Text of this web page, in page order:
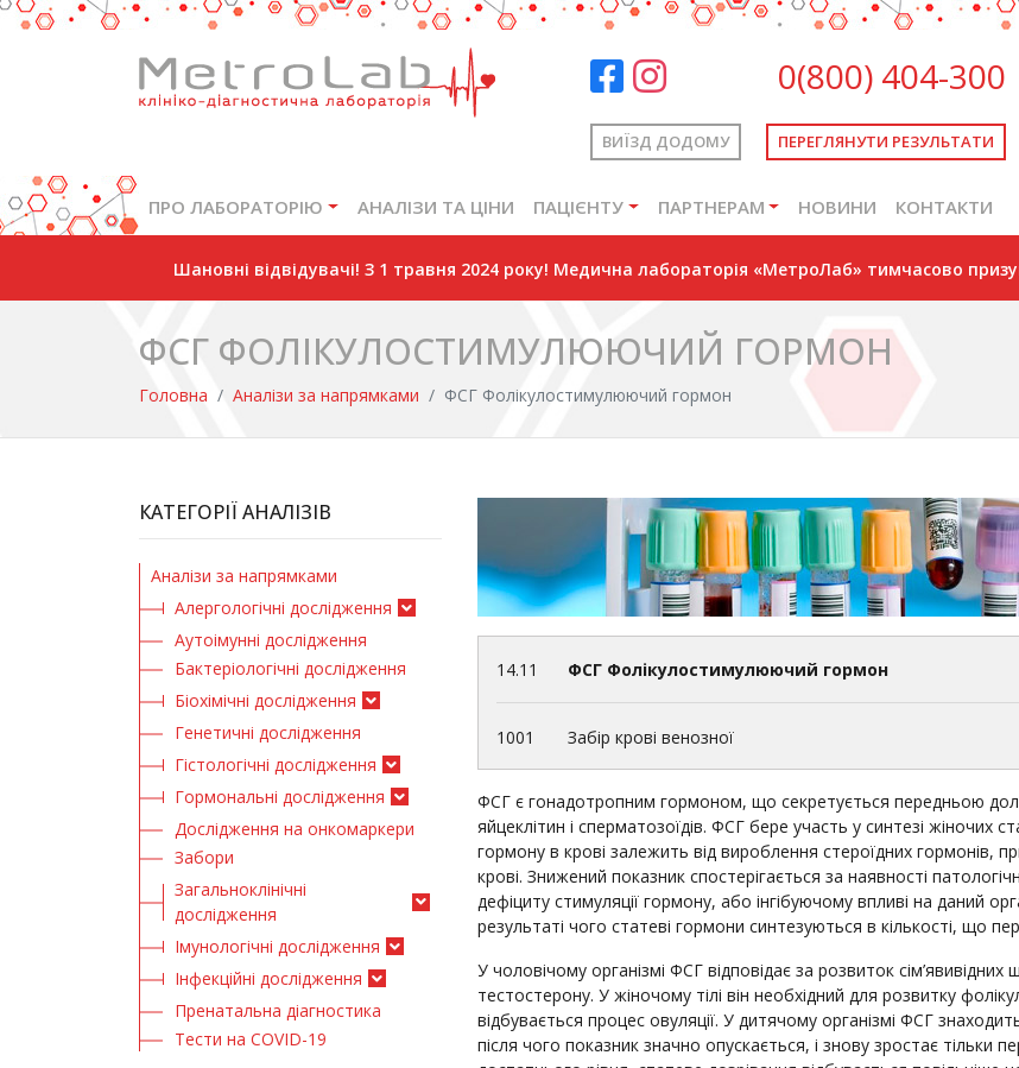
0(800) 404-300
ВИЇЗД ДОДОМУ ПЕРЕГЛЯНУТИ РЕЗУЛЬТАТИ
ПРО ЛАБОРАТОРІЮ АНАЛІЗИ ТА ЦІНИ ПАЦІЄНТУ ПАРТНЕРАМ НОВИНИ КОНТАКТИ
Шановні відвідувачі! З 1 травня 2024 року! Медична лабораторія «МетроЛаб» тимчасово
ФСГ ФОЛІКУЛОСТИМУЛЮЮЧИЙ ГОРМОН
Головна Аналізи за напрямками ФСГ Фолікулостимулюючий гормон
КАТЕГОРІЇ АНАЛІЗІВ
Аналізи за напрямками
Алергологічні дослідження
Аутоімунні дослідження
Бактеріологічні дослідження
Біохімічні дослідження
Генетичні дослідження
Гістологічні дослідження
Гормональні дослідження
Дослідження на онкомаркери
Забори
Загальноклінічні
дослідження
Імунологічні дослідження
Інфекційні дослідження
Пренатальна діагностика
Тести на COVID-19
14.11 ФСГ Фолікулостимулюючий гормон
1001 Забір крові венозної
ФСГ є гонадотропним гормоном, що секретується передньою
яйцеклітин і сперматозоїдів. ФСГ бере участь у синтезі жіночих
гормону в крові залежить від вироблення стероїдних гормонів,
крові. Знижений показник спостерігається за наявності
дефіциту стимуляції гормону, або інгібуючому впливі на даний
результаті чого статеві гормони синтезуються в кількості, що
У чоловічому організмі ФСГ відповідає за розвиток сім’явивідних
тестостерону. У жіночому тілі він необхідний для розвитку
відбувається процес овуляції. У дитячому організмі ФСГ
після чого показник значно опускається, і знову зростає